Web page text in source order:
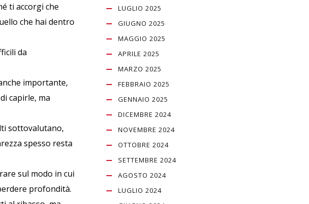
ti accorgi che
che hai dentro
da
importante,
capirle, ma
sottovalutano,
spesso resta
sul modo in cui
profondità.
LUGLIO 2025
GIUGNO 2025
MAGGIO 2025
APRILE 2025
MARZO 2025
FEBBRAIO 2025
GENNAIO 2025
DICEMBRE 2024
NOVEMBRE 2024
OTTOBRE 2024
SETTEMBRE 2024
AGOSTO 2024
LUGLIO 2024